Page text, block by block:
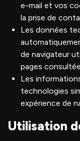
e-mail et vos
la prise de
Les données
de navigateur
pages
Les
technologies
expérience de
Utilisation